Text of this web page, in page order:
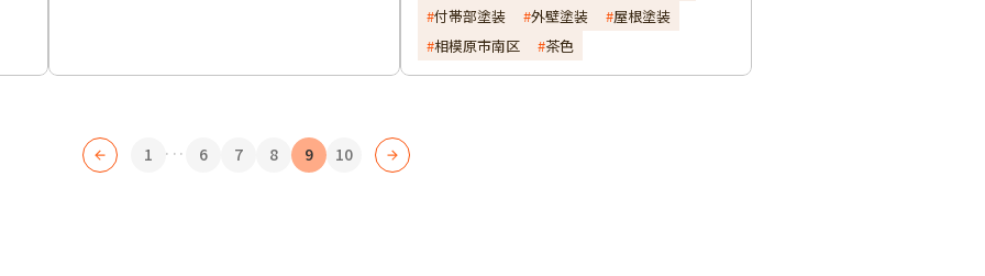
付帯部塗装
外壁塗装
屋根塗装
相模原市南区
茶色
1 ... 6 7 8 9 10